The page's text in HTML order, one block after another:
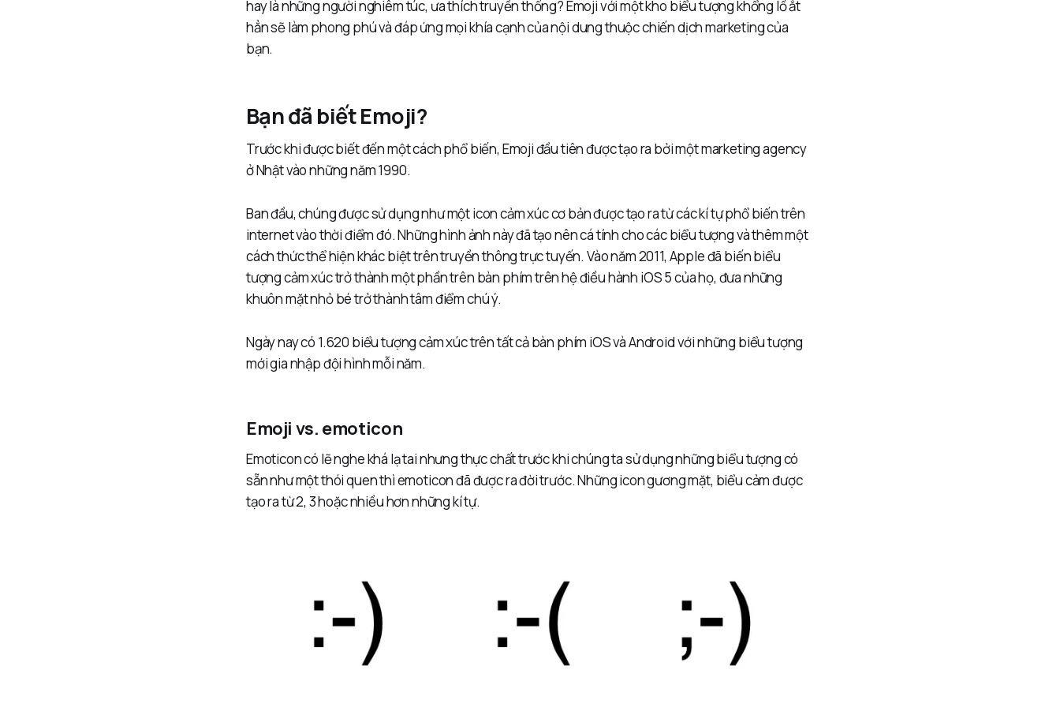
hay là những người nghiêm túc, ưa thích truyền thống? Emoji với một kho biểu tượng khổng lồ ắt
hẳn sẽ làm phong phú và đáp ứng mọi khía cạnh của nội dung thuộc chiến dịch marketing của
bạn.
Bạn đã biết Emoji?
Trước khi được biết đến một cách phổ biến, Emoji đầu tiên được tạo ra bởi một marketing agency
ở Nhật vào những năm 1990.
Ban đầu, chúng được sử dụng như một icon cảm xúc cơ bản được tạo ra từ các kí tự phổ biến trên
internet vào thời điểm đó. Những hình ảnh này đã tạo nên cá tính cho các biểu tượng và thêm một
cách thức thể hiện khác biệt trên truyền thông trực tuyến. Vào năm 2011, Apple đã biến biểu
tượng cảm xúc trở thành một phần trên bàn phím trên hệ điều hành iOS 5 của họ, đưa những
khuôn mặt nhỏ bé trở thành tâm điểm chú ý.
Ngày nay có 1.620 biểu tượng cảm xúc trên tất cả bàn phím iOS và Android với những biểu tượng
mới gia nhập đội hình mỗi năm.
Emoji vs. emoticon
Emoticon có lẽ nghe khá lạ tai nhưng thực chất trước khi chúng ta sử dụng những biểu tượng có
sẵn như một thói quen thì emoticon đã được ra đời trước. Những icon gương mặt, biểu cảm được
tạo ra từ 2, 3 hoặc nhiều hơn những kí tự.